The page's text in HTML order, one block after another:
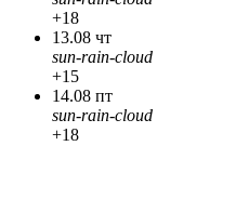
+18
13.08 чт
sun-rain-cloud
+15
14.08 пт
sun-rain-cloud
+18